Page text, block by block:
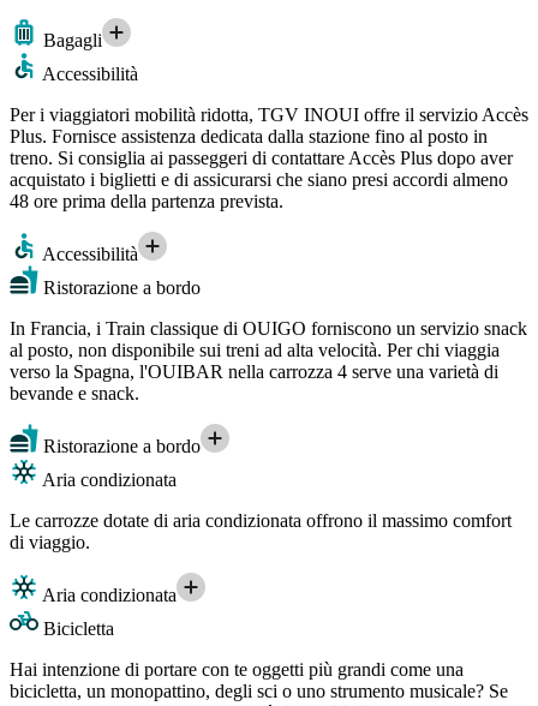
Bagagli
Accessibilità
Per i viaggiatori mobilità ridotta, TGV INOUI offre il servizio Accès
Plus. Fornisce assistenza dedicata dalla stazione fino al posto in
treno. Si consiglia ai passeggeri di contattare Accès Plus dopo aver
acquistato i biglietti e di assicurarsi che siano presi accordi almeno
48 ore prima della partenza prevista.
Accessibilità
Ristorazione a bordo
In Francia, i Train classique di OUIGO forniscono un servizio snack
al posto, non disponibile sui treni ad alta velocità. Per chi viaggia
verso la Spagna, l'OUIBAR nella carrozza 4 serve una varietà di
bevande e snack.
Ristorazione a bordo
Aria condizionata
Le carrozze dotate di aria condizionata offrono il massimo comfort
di viaggio.
Aria condizionata
Bicicletta
Hai intenzione di portare con te oggetti più grandi come una
bicicletta, un monopattino, degli sci o uno strumento musicale? Se